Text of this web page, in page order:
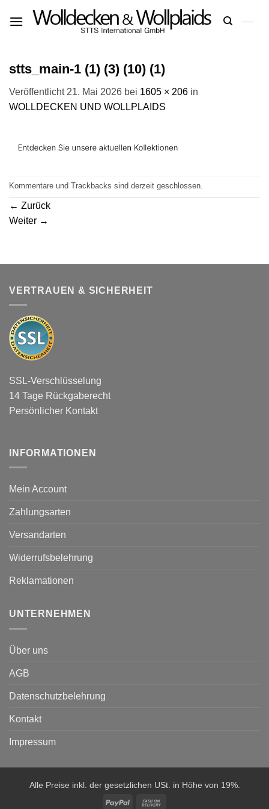
Inhalt
stts_main-1 (1) (3) (10) (1)
Veröffentlicht 21. Mai 2026 bei 1605 × 206 in
WOLLDECKEN UND WOLLPLAIDS
Kommentare und Trackbacks sind derzeit geschlossen.
← Zurück
Weiter →
VERTRAUEN & SICHERHEIT
SSL-Verschlüsselung
14 Tage Rückgaberecht
Persönlicher Kontakt
INFORMATIONEN
Mein Account
Zahlungsarten
Versandarten
Widerrufsbelehrung
Reklamationen
UNTERNEHMEN
Über uns
AGB
Datenschutzbelehrung
Kontakt
Impressum
Alle Preise inkl. der gesetzlichen USt. in Höhe von 19%.
PayPal